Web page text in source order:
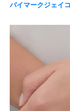
バイマークジェイ